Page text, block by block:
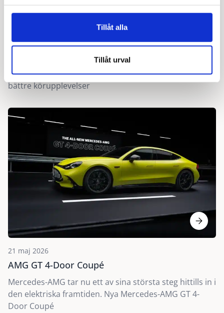
Tillåt alla
Tillåt urval
Säljstart GLE och GLS
Säljstart för nya Mercedes-Benz GLE och GLS -
Uppdaterad design, nya digitala funktioner och ännu
bättre körupplevelser
21 maj 2026
AMG GT 4-Door Coupé
Mercedes-AMG tar nu ett av sina största steg hittills in i
den elektriska framtiden. Nya Mercedes-AMG GT 4-
Door Coupé